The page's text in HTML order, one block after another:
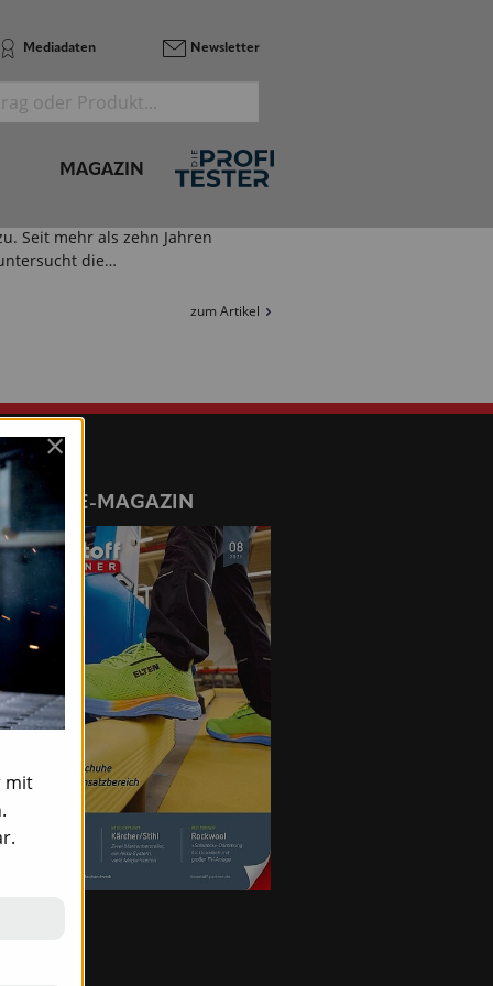
Mediadaten Newsletter
MAGAZIN
zum Artikel
GmbH
URBANEN RAUM
wie Stürme,
Seit mehr als zehn Jahren
die…
zum Artikel
ONLINE-MAGAZIN
mit
×